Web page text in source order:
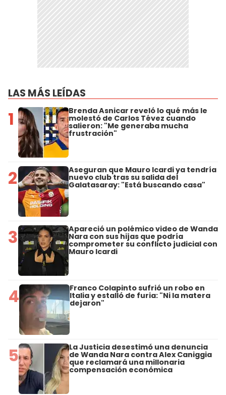
LAS MÁS LEÍDAS
1 Brenda Asnicar reveló lo qué más le
molestó de Carlos Tévez cuando
salieron: "Me generaba mucha
frustración"
2 Aseguran que Mauro Icardi ya tendría
nuevo club tras su salida del
Galatasaray: "Está buscando casa"
3 Apareció un polémico video de Wanda
Nara con sus hijas que podría
comprometer su conflicto judicial con
Mauro Icardi
4 Franco Colapinto sufrió un robo en
Italia y estalló de furia: "Ni la matera
dejaron"
5 La Justicia desestimó una denuncia
de Wanda Nara contra Alex Caniggia
que reclamará una millonaria
compensación económica